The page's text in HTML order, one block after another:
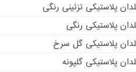
پلاستیکی تزئینی رنگی
پلاستیکی رنگی
پلاستیکی گل سرخ
پلاستیکی گلپونه